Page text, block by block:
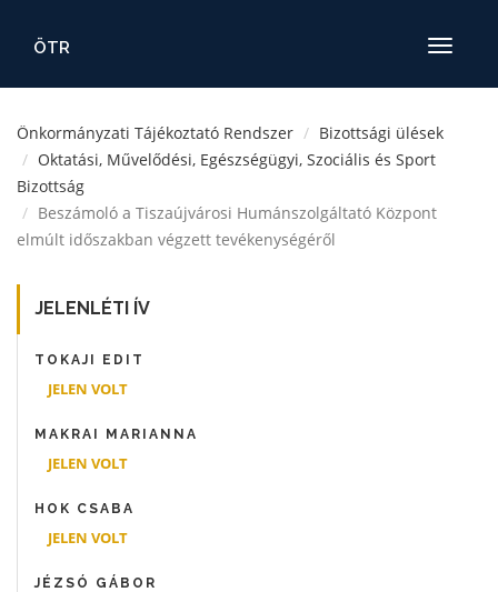
Toggle
ÖTR
Önkormányzati Tájékoztató Rendszer
Bizottsági ülések
Oktatási, Művelődési, Egészségügyi, Szociális és Sport
Bizottság
Beszámoló a Tiszaújvárosi Humánszolgáltató Központ
elmúlt időszakban végzett tevékenységéről
JELENLÉTI ÍV
TOKAJI EDIT
JELEN VOLT
MAKRAI MARIANNA
JELEN VOLT
HOK CSABA
JELEN VOLT
JÉZSÓ GÁBOR